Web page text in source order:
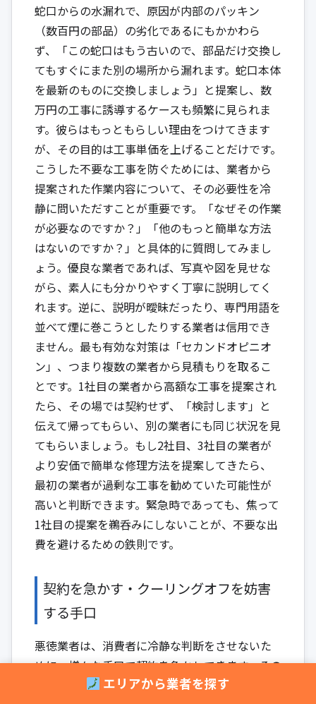
蛇口からの水漏れで、原因が内部のパッキン
（数百円の部品）の劣化であるにもかかわら
ず、「この蛇口はもう古いので、部品だけ交換し
てもすぐにまた別の場所から漏れます。蛇口本体
を最新のものに交換しましょう」と提案し、数
万円の工事に誘導するケースも頻繁に見られま
す。彼らはもっともらしい理由をつけてきます
が、その目的は工事単価を上げることだけです。
こうした不要な工事を防ぐためには、業者から
提案された作業内容について、その必要性を冷
静に問いただすことが重要です。「なぜその作業
が必要なのですか？」「他のもっと簡単な方法
はないのですか？」と具体的に質問してみまし
ょう。優良な業者であれば、写真や図を見せな
がら、素人にも分かりやすく丁寧に説明してく
れます。逆に、説明が曖昧だったり、専門用語を
並べて煙に巻こうとしたりする業者は信用でき
ません。最も有効な対策は「セカンドオピニオ
ン」、つまり複数の業者から見積もりを取るこ
とです。1社目の業者から高額な工事を提案され
たら、その場では契約せず、「検討します」と
伝えて帰ってもらい、別の業者にも同じ状況を見
てもらいましょう。もし2社目、3社目の業者が
より安価で簡単な修理方法を提案してきたら、
最初の業者が過剰な工事を勧めていた可能性が
高いと判断できます。緊急時であっても、焦って
1社目の提案を鵜呑みにしないことが、不要な出
費を避けるための鉄則です。
契約を急かす・クーリングオフを妨害
する手口
悪徳業者は、消費者に冷静な判断をさせないた
めに、様々な手口で契約を急かしてきます。その
場で即決させ、他社と比較検討する時間を与え
エリアから業者を探す